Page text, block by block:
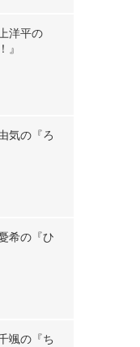
洋平の
』
気の『ろ
希の『ひ
颯の『ち